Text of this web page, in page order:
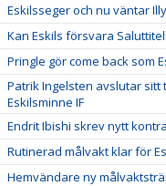
Eskilsseger och nu väntar
Kan Eskils försvara
Pringle gör come back som
Patrik Ingelsten avslutar sitt
Eskilsminne IF
Endrit Ibishi skrev nytt
Rutinerad målvakt klar för
Hemvändare ny